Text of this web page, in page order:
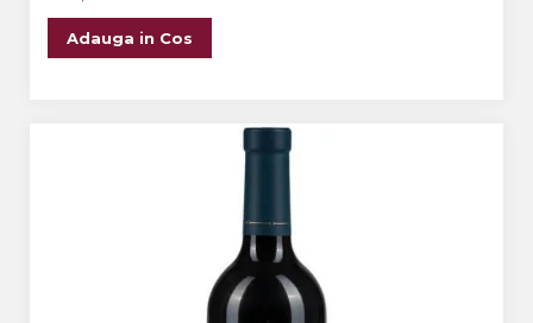
Adauga in Cos